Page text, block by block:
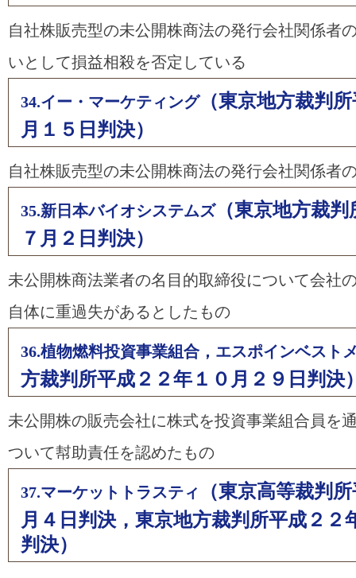
自社株販売型の未公開株商法の発行会社関係者
いとして損益相殺を否定している
34.イー・マーケティング（東京地方裁判
月１５日判決）
自社株販売型の未公開株商法の発行会社関係者
35.新日本バイオシステムズ（東京地方裁判
７月２日判決）
未公開株商法業者の名目的取締役について会社
自体に重過失があるとしたもの
36.植物燃料投資事業組合，エスポインベスト
方裁判所平成２２年１０月２９日判決
未公開株の販売会社に株式を投資事業組合員を
ついて幇助責任を認めたもの
37.マーケットトラスティ
（東京高等裁判
月４日判決，東京地方裁判所平成２２
判決）